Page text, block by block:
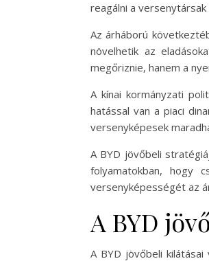
reagálni a
Az árháború
növelhetik az
megőriznie, hanem a
A kínai kormányzati
hatással van a piaci
versenyképesek
A BYD jövőbeli
folyamatokban, hogy
versenyképességét az
A BYD
A BYD jövőbeli